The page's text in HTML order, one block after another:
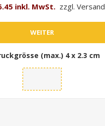
inkl. MwSt. zzgl. Versand
WEITER
(max.) 4 x 2.3 cm